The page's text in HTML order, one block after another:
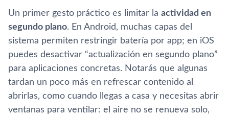
Un primer gesto práctico es limitar la actividad en
segundo plano. En Android, muchas capas del
sistema permiten restringir batería por app; en iOS
puedes desactivar “actualización en segundo plano”
para aplicaciones concretas. Notarás que algunas
tardan un poco más en refrescar contenido al
abrirlas, como cuando llegas a casa y necesitas abrir
ventanas para ventilar: el aire no se renueva solo,